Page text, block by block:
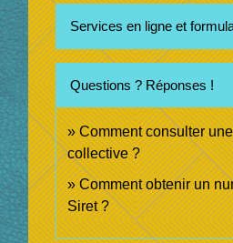
Services en ligne et
Questions ? Réponses !
Comment consulter
collective ?
Comment obtenir un
Siret ?